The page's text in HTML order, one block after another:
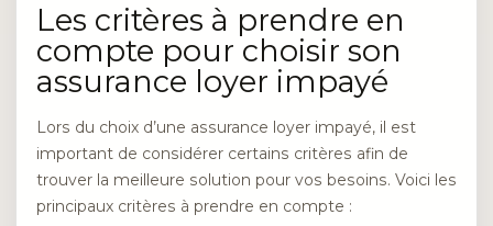
Les critères à prendre en
compte pour choisir son
assurance loyer impayé
Lors du choix d’une assurance loyer impayé, il est
important de considérer certains critères afin de
trouver la meilleure solution pour vos besoins. Voici les
principaux critères à prendre en compte :